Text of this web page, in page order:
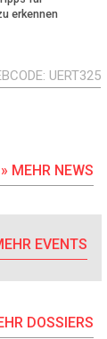
erkennen
UERT325
» MEHR NEWS
EVENTS
DOSSIERS